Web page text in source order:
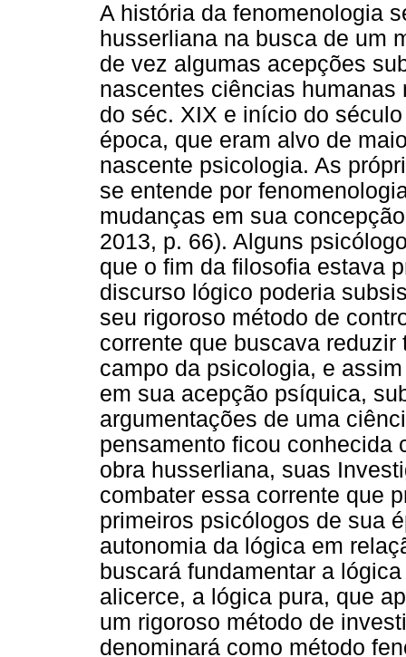
A história da fenomenologia
husserliana na busca de um
de vez algumas acepções
nascentes ciências
do séc. XIX e início do
época, que eram alvo de
nascente psicologia. As
se entende por
mudanças em sua
2013, p. 66). Alguns
que o fim da filosofia estava
discurso lógico poderia
seu rigoroso método de
corrente que buscava
campo da psicologia, e
em sua acepção psíquica,
argumentações de uma
pensamento ficou conhecida
obra husserliana, suas
combater essa corrente que
primeiros psicólogos de sua
autonomia da lógica em
buscará fundamentar a
alicerce, a lógica pura, que
um rigoroso método de
denominará como método